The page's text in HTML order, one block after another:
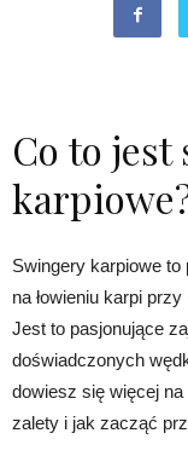
Co to
Swingery karpiowe
na łowieniu karpi
Jest to pasjonujące
doświadczonych
dowiesz się więcej
zalety i jak zacząć